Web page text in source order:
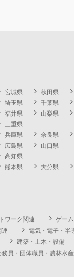
宮城県 秋田県
埼玉県 千葉県
福井県 山梨県
三重県
兵庫県 奈良県
広島県
山口県
高知県
熊本県 大分県
ワーク関連 ゲー
連
電気・電子・半
建築・土木・設備
員・団体職員・農林水